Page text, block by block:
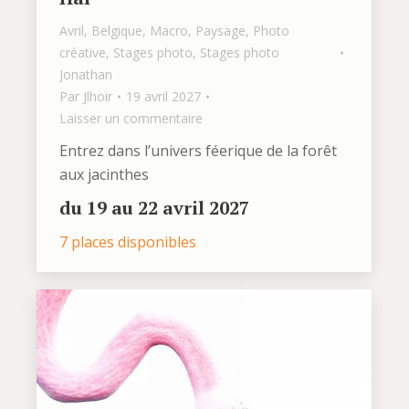
Avril, Belgique, Macro, Paysage, Photo
créative, Stages photo, Stages photo
Jonathan
Par Jlhoir
19 avril 2027
Laisser un commentaire
Entrez dans l’univers féerique de la forêt
aux jacinthes
du 19 au 22 avril 2027
7 places disponibles